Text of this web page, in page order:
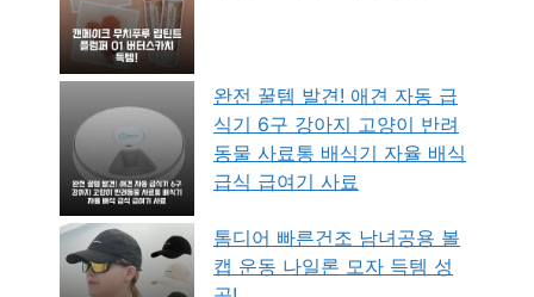
완전 꿀템 발견! 애견 자동 급
식기 6구 강아지 고양이 반려
동물 사료통 배식기 자율 배식
급식 급여기 사료
톰디어 빠른건조 남녀공용 볼
캡 운동 나일론 모자 득템 성